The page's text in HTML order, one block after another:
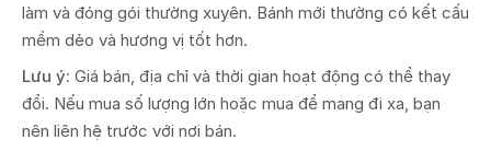
làm và đóng gói thường xuyên. Bánh mới thường có kết cấu
mềm dẻo và hương vị tốt hơn.
Lưu ý: Giá bán, địa chỉ và thời gian hoạt động có thể thay
đổi. Nếu mua số lượng lớn hoặc mua để mang đi xa, bạn
nên liên hệ trước với nơi bán.